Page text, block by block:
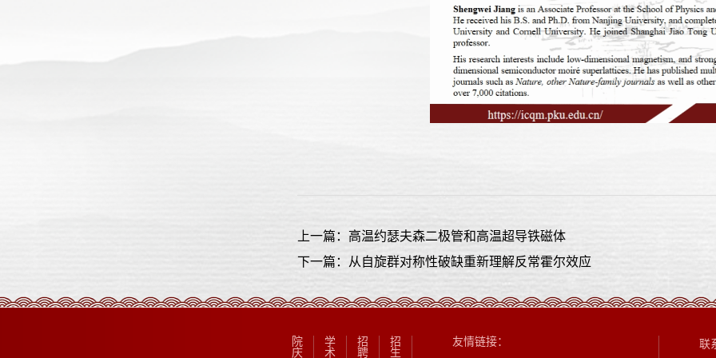
上一篇：高温约瑟夫森二极管和高温超导铁磁体
下一篇：从自旋群对称性破缺重新理解反常霍尔效应
院
庆
学
术
招
聘
招
生
友情链接： 联